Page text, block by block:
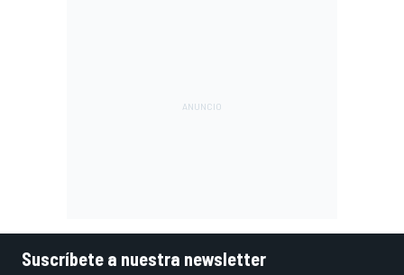
Suscríbete a nuestra newsletter